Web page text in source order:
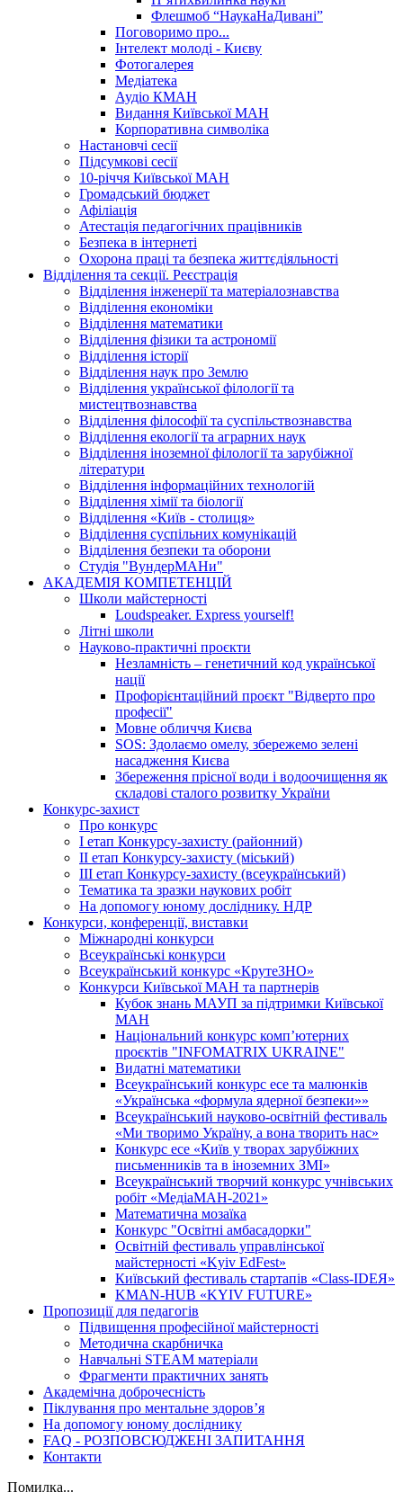
Флешмоб “НаукаНаДивані”
Поговоримо про...
Інтелект молоді - Києву
Фотогалерея
Медіатека
Аудіо КМАН
Видання Київської МАН
Корпоративна символіка
Настановчі сесії
Підсумкові сесії
10-річчя Київської МАН
Громадський бюджет
Афіліація
Атестація педагогічних працівників
Безпека в інтернеті
Охорона праці та безпека життєдіяльності
Відділення та секції. Реєстрація
Відділення інженерії та матеріалознавства
Відділення економіки
Відділення математики
Відділення фізики та астрономії
Відділення історії
Відділення наук про Землю
Відділення української філології та
мистецтвознавства
Відділення філософії та суспільствознавства
Відділення екології та аграрних наук
Відділення іноземної філології та зарубіжної
літератури
Відділення інформаційних технологій
Відділення хімії та біології
Відділення «Київ - столиця»
Відділення суспільних комунікацій
Відділення безпеки та оборони
Студія "ВундерМАНи"
АКАДЕМІЯ КОМПЕТЕНЦІЙ
Школи майстерності
Loudspeaker. Express yourself!
Літні школи
Науково-практичні проєкти
Незламність – генетичний код української
нації
Профорієнтаційний проєкт "Відверто про
професії"
Мовне обличчя Києва
SOS: Здолаємо омелу, збережемо зелені
насадження Києва
Збереження прісної води і водоочищення як
складові сталого розвитку України
Конкурс-захист
Про конкурс
І етап Конкурсу-захисту (районний)
ІІ етап Конкурсу-захисту (міський)
ІІІ етап Конкурсу-захисту (всеукраїнський)
Тематика та зразки наукових робіт
На допомогу юному досліднику. НДР
Конкурси, конференції, виставки
Міжнародні конкурси
Всеукраїнські конкурси
Всеукраїнський конкурс «КрутеЗНО»
Конкурси Київської МАН та партнерів
Кубок знань МАУП за підтримки Київської
МАН
Національний конкурс комп’ютерних
проєктів "INFOMATRIX UKRAINE"
Видатні математики
Всеукраїнський конкурс есе та малюнків
«Українська «формула ядерної безпеки»»
Всеукраїнський науково-освітній фестиваль
«Ми творимо Україну, а вона творить нас»
Конкурс есе «Київ у творах зарубіжних
письменників та в іноземних ЗМІ»
Всеукраїнський творчий конкурс учнівських
робіт «МедіаМАН-2021»
Математична мозаїка
Конкурс "Освітні амбасадорки"
Освітній фестиваль управлінської
майстерності «Kyiv EdFest»
Київський фестиваль стартапів «Class-IDEЯ»
KMAN-HUB «KYIV FUTURE»
Пропозиції для педагогів
Підвищення професійної майстерності
Методична скарбничка
Навчальні STEAM матеріали
Фрагменти практичних занять
Академічна доброчесність
Піклування про ментальне здоровʼя
На допомогу юному досліднику
FAQ - РОЗПОВСЮДЖЕНІ ЗАПИТАННЯ
Контакти
Помилка...